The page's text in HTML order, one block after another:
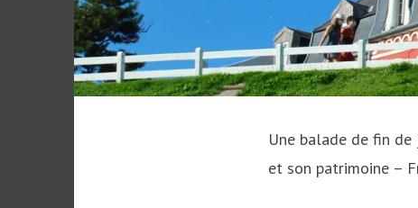
Une balade de fin
et son patrimoine –